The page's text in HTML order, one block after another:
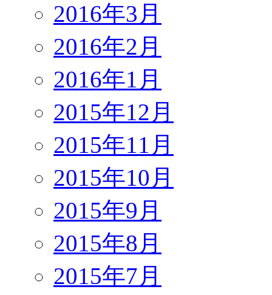
2016年3月
2016年2月
2016年1月
2015年12月
2015年11月
2015年10月
2015年9月
2015年8月
2015年7月